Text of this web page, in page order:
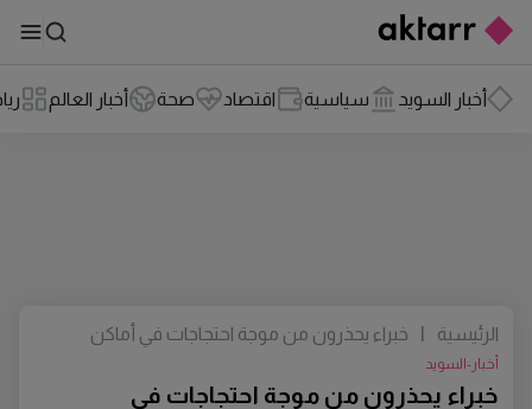
أخبار السويد سياسية اقتصاد صحة أخبار العالم
خبراء يحذرون من موجة احتجاجات في
أخبار-السويد
الرئيسية
خبراء يحذرون من موجة احتجاجات في أماكن
جماعية